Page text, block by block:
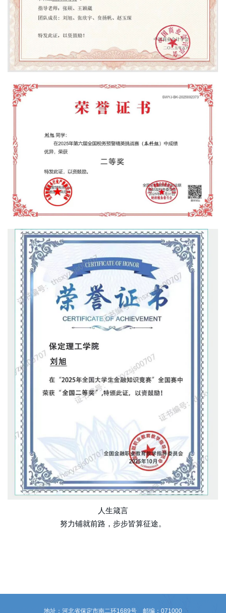
人生箴言
努力铺就前路，步步皆算征途。
地址：河北省保定市南二环1689号 邮编：071000